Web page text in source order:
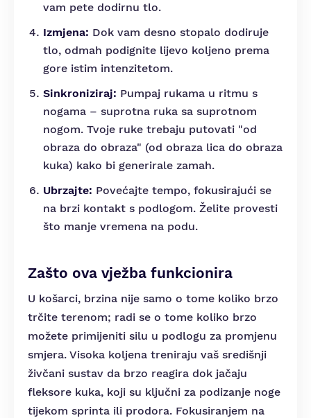
vam pete dodirnu tlo.
Izmjena: Dok vam desno stopalo dodiruje
tlo, odmah podignite lijevo koljeno prema
gore istim intenzitetom.
Sinkroniziraj: Pumpaj rukama u ritmu s
nogama – suprotna ruka sa suprotnom
nogom. Tvoje ruke trebaju putovati "od
obraza do obraza" (od obraza lica do obraza
kuka) kako bi generirale zamah.
Ubrzajte: Povećajte tempo, fokusirajući se
na brzi kontakt s podlogom. Želite provesti
što manje vremena na podu.
Zašto ova vježba funkcionira
U košarci, brzina nije samo o tome koliko brzo
trčite terenom; radi se o tome koliko brzo
možete primijeniti silu u podlogu za promjenu
smjera. Visoka koljena treniraju vaš središnji
živčani sustav da brzo reagira dok jačaju
fleksore kuka, koji su ključni za podizanje noge
tijekom sprinta ili prodora. Fokusiranjem na